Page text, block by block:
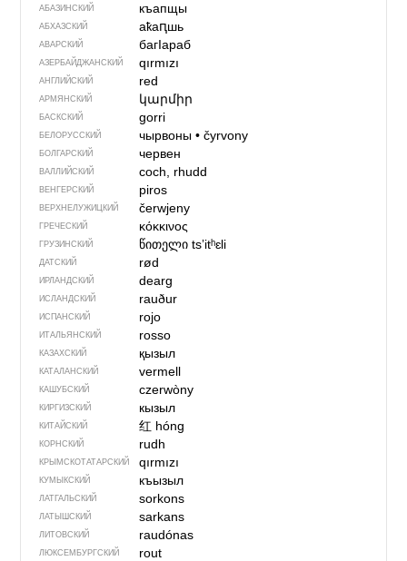
АБАЗИНСКИЙ къапщы
АБХАЗСКИЙ аҟаԥшь
АВАРСКИЙ багIараб
АЗЕРБАЙДЖАН­СКИЙ qırmızı
АНГЛИЙСКИЙ red
АРМЯНСКИЙ կարմիր
БАСКСКИЙ gorri
БЕЛОРУССКИЙ чырвоны• čyrvony
БОЛГАРСКИЙ червен
ВАЛЛИЙСКИЙ coch, rhudd
ВЕНГЕРСКИЙ piros
ВЕРХНЕЛУЖИЦКИЙ čerwjeny
ГРЕЧЕСКИЙ κόκκινος
ГРУЗИНСКИЙ წითელიtsʼitʰɛli
ДАТСКИЙ rød
ИРЛАНДСКИЙ dearg
ИСЛАНДСКИЙ rauður
ИСПАНСКИЙ rojo
ИТАЛЬЯНСКИЙ rosso
КАЗАХСКИЙ қызыл
КАТАЛАНСКИЙ vermell
КАШУБСКИЙ czerwòny
КИРГИЗСКИЙ кызыл
КИТАЙСКИЙ 红 hóng
КОРНСКИЙ rudh
КРЫМСКО­ТАТАРСКИЙ qırmızı
КУМЫКСКИЙ къызыл
ЛАТГАЛЬСКИЙ sorkons
ЛАТЫШСКИЙ sarkans
ЛИТОВСКИЙ raudónas
ЛЮКСЕМБУРГСКИЙ rout